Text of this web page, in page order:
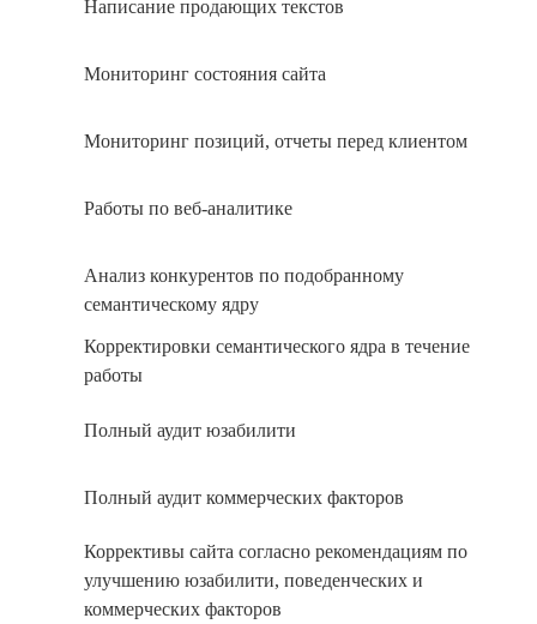
Написание продающих текстов
Мониторинг состояния сайта
Мониторинг позиций, отчеты перед клиентом
Работы по веб-аналитике
Анализ конкурентов по подобранному
семантическому ядру
Корректировки семантического ядра в течение
работы
Полный аудит юзабилити
Полный аудит коммерческих факторов
Коррективы сайта согласно рекомендациям по
улучшению юзабилити, поведенческих и
коммерческих факторов